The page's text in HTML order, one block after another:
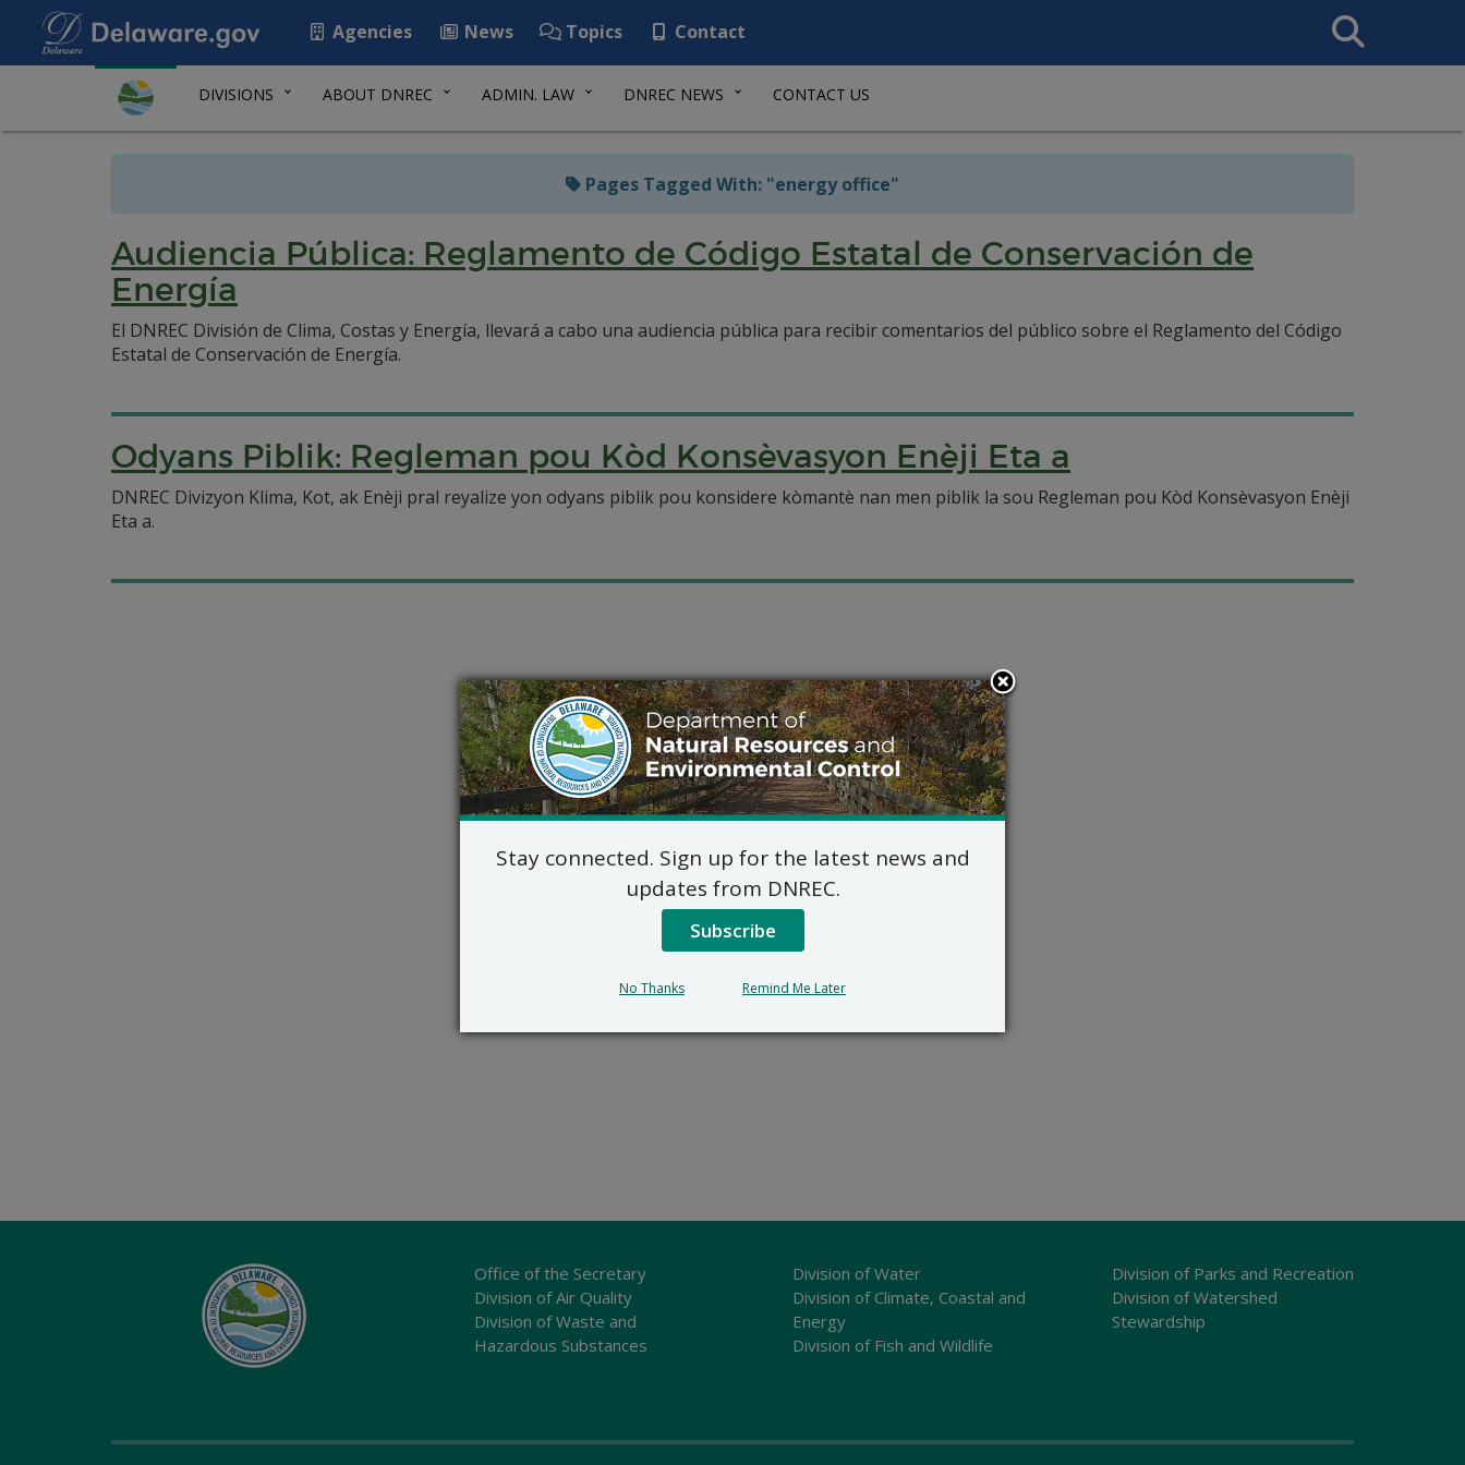
Agencies News Topics Contact
Search
This
DIVISIONS ABOUT DNREC ADMIN. LAW DNREC NEWS CONTACT US
Pages Tagged With: "energy office"
Audiencia Pública: Reglamento de Código Estatal de Conservación de
Energía
El DNREC División de Clima, Costas y Energía, llevará a cabo una audiencia pública para recibir comentarios del público sobre el Reglamento del Código
Estatal de Conservación de Energía.
Odyans Piblik: Regleman pou Kòd Konsèvasyon Enèji Eta a
DNREC Divizyon Klima, Kot, ak Enèji pral reyalize yon odyans piblik pou konsidere kòmantè nan men piblik la sou Regleman pou Kòd Konsèvasyon Enèji
Eta a.
Office of the Secretary
Division of Air Quality
Division of Waste and
Hazardous Substances
Division of Water
Division of Climate, Coastal and
Energy
Division of Fish and Wildlife
Division of Parks and Recreation
Division of Watershed
Stewardship
Stay connected. Sign up for the latest news and
updates from DNREC.
Subscribe
No Thanks Remind Me Later